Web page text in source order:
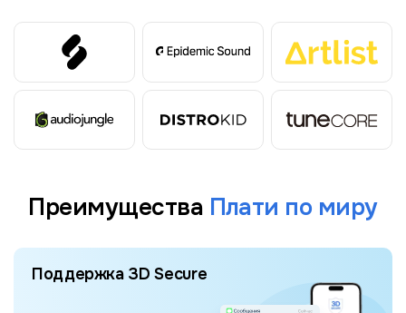
Преимущества Плати по миру
Поддержка 3D Secure